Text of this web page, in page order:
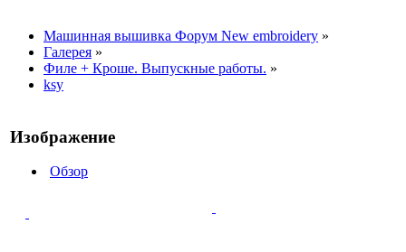
Машинная вышивка Форум New embroidery »
Галерея »
Филе + Кроше. Выпускные работы. »
ksy
Изображение
Обзор